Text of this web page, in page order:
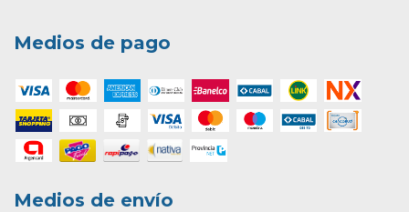
Medios de pago
Medios de envío